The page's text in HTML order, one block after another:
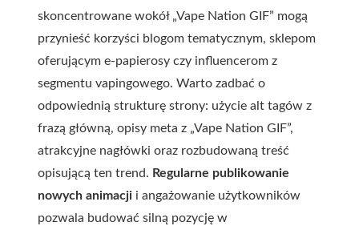
skoncentrowane wokół „Vape Nation GIF” mogą
przynieść korzyści blogom tematycznym, sklepom
oferującym e-papierosy czy influencerom z
segmentu vapingowego. Warto zadbać o
odpowiednią strukturę strony: użycie alt tagów z
frazą główną, opisy meta z „Vape Nation GIF”,
atrakcyjne nagłówki oraz rozbudowaną treść
opisującą ten trend. Regularne publikowanie
nowych animacji i angażowanie użytkowników
pozwala budować silną pozycję w